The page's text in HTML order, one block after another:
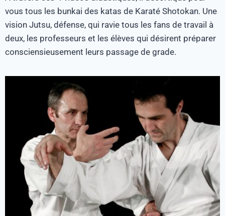
vous tous les bunkai des katas de Karaté Shotokan. Une
vision Jutsu, défense, qui ravie tous les fans de travail à
deux, les professeurs et les élèves qui désirent préparer
consciensieusement leurs passage de grade.